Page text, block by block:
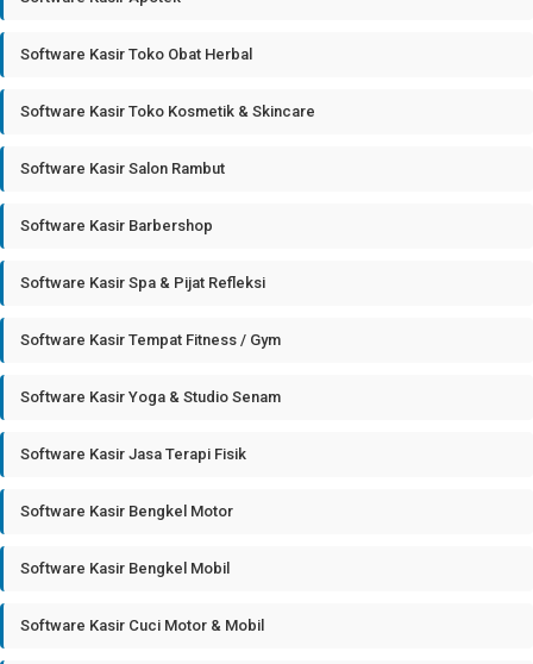
Software Kasir Toko Obat Herbal
Software Kasir Toko Kosmetik & Skincare
Software Kasir Salon Rambut
Software Kasir Barbershop
Software Kasir Spa & Pijat Refleksi
Software Kasir Tempat Fitness / Gym
Software Kasir Yoga & Studio Senam
Software Kasir Jasa Terapi Fisik
Software Kasir Bengkel Motor
Software Kasir Bengkel Mobil
Software Kasir Cuci Motor & Mobil